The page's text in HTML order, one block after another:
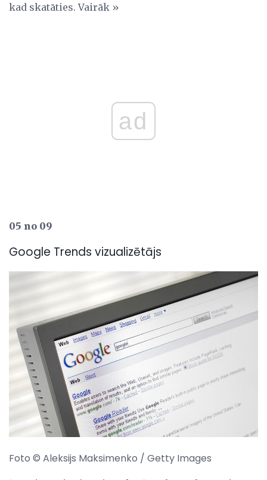
kad skatāties. Vairāk »
ad
05 no 09
Google Trends vizualizētājs
Foto © Aleksijs Maksimenko / Getty Images